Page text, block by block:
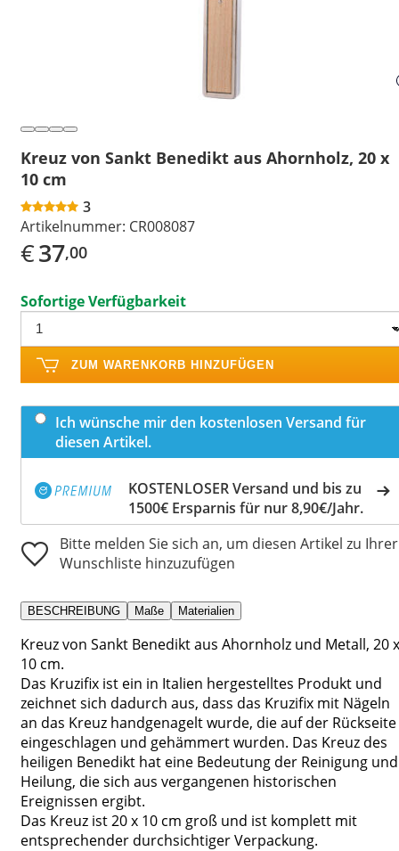
Kreuz von Sankt Benedikt aus Ahornholz, 20 x
10 cm
3
Artikelnummer: CR008087
€37,00
Sofortige Verfügbarkeit
ZUM WARENKORB HINZUFÜGEN
Ich wünsche mir den kostenlosen Versand für
diesen Artikel.
KOSTENLOSER Versand und bis zu
1500€ Ersparnis für nur 8,90€/Jahr.
Bitte melden Sie sich an, um diesen Artikel zu Ihrer
Wunschliste hinzuzufügen
BESCHREIBUNG Maße Materialien
Kreuz von Sankt Benedikt aus Ahornholz und Metall, 20 x
10 cm.
Das Kruzifix ist ein in Italien hergestelltes Produkt und
zeichnet sich dadurch aus, dass das Kruzifix mit Nägeln
an das Kreuz handgenagelt wurde, die auf der Rückseite
eingeschlagen und gehämmert wurden. Das Kreuz des
heiligen Benedikt hat eine Bedeutung der Reinigung und
Heilung, die sich aus vergangenen historischen
Ereignissen ergibt.
Das Kreuz ist 20 x 10 cm groß und ist komplett mit
entsprechender durchsichtiger Verpackung.